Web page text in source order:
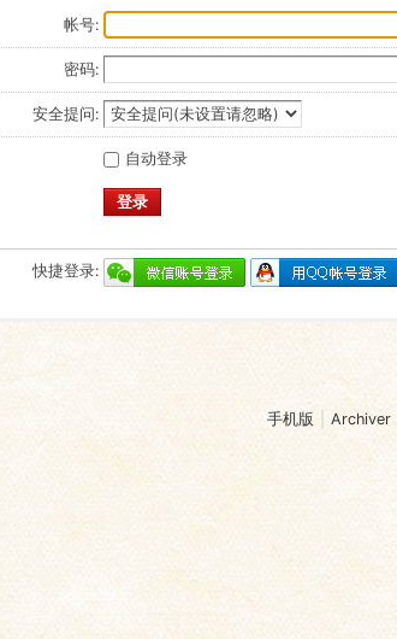
帐号:
密码:
安全提问:
自动登录
登录
快捷登录:
手机版 Archiver